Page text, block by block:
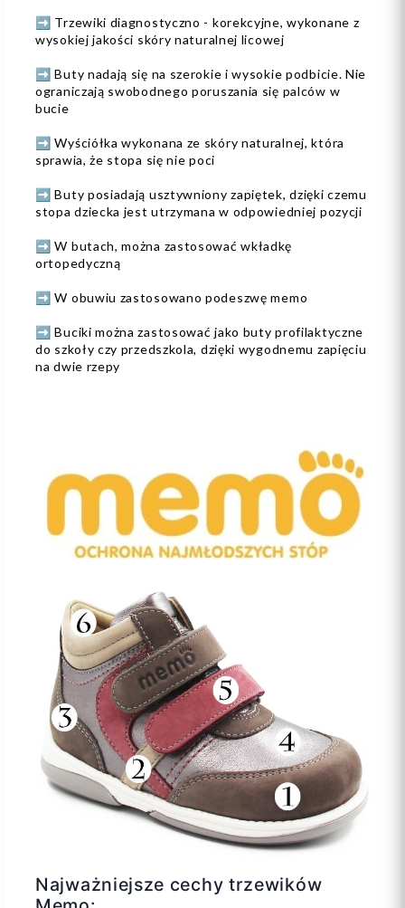
➡️ Trzewiki diagnostyczno - korekcyjne, wykonane z
wysokiej jakości skóry naturalnej licowej
➡️ Buty nadają się na szerokie i wysokie podbicie. Nie
ograniczają swobodnego poruszania się palców w
bucie
➡️ Wyściółka wykonana ze skóry naturalnej, która
sprawia, że stopa się nie poci
➡️ Buty posiadają usztywniony zapiętek, dzięki czemu
stopa dziecka jest utrzymana w odpowiedniej pozycji
➡️ W butach, można zastosować wkładkę
ortopedyczną
➡️ W obuwiu zastosowano podeszwę memo
➡️ Buciki można zastosować jako buty profilaktyczne
do szkoły czy przedszkola, dzięki wygodnemu zapięciu
na dwie rzepy
Najważniejsze cechy trzewików